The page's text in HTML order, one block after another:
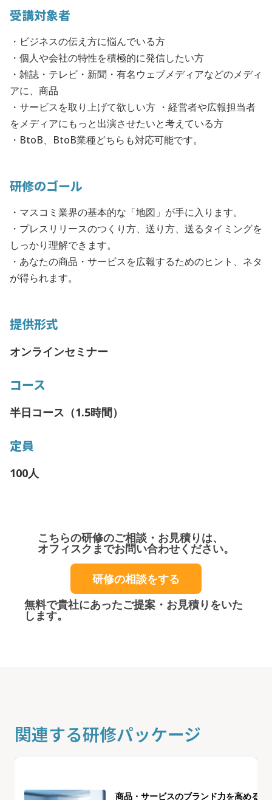
受講対象者
・ビジネスの伝え方に悩んでいる方
・個人や会社の特性を積極的に発信したい方
・雑誌・テレビ・新聞・有名ウェブメディアなどのメディ
アに、商品
・サービスを取り上げて欲しい方 ・経営者や広報担当者
をメディアにもっと出演させたいと考えている方
・BtoB、BtoB業種どちらも対応可能です。
研修のゴール
・マスコミ業界の基本的な「地図」が手に入ります。
・プレスリリースのつくり方、送り方、送るタイミングを
しっかり理解できます。
・あなたの商品・サービスを広報するためのヒント、ネタ
が得られます。
提供形式
オンラインセミナー
コース
半日コース（1.5時間）
定員
100人
こちらの研修のご相談・お見積りは、
オフィスクまでお問い合わせください。
研修の相談をする
無料で貴社にあったご提案・お見積りをいた
します。
関連する研修パッケージ
商品・サービスのブランド力を高める